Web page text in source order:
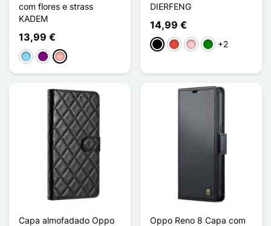
com flores e strass
KADEM
13,99 €
Azul Claro
PúrpuraOuro rosa
DIERFENG
14,99 €
PretoVermelho
RosaVerde
+2
Capa almofadado Oppo
Oppo Reno 8 Capa com